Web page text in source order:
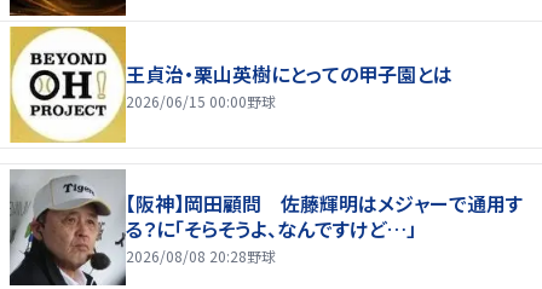
王貞治・栗山英樹にとっての甲子園とは
2026/06/15 00:00野球
【阪神】岡田顧問 佐藤輝明はメジャーで通用す
る？に「そらそうよ、なんですけど…」
2026/08/08 20:28野球